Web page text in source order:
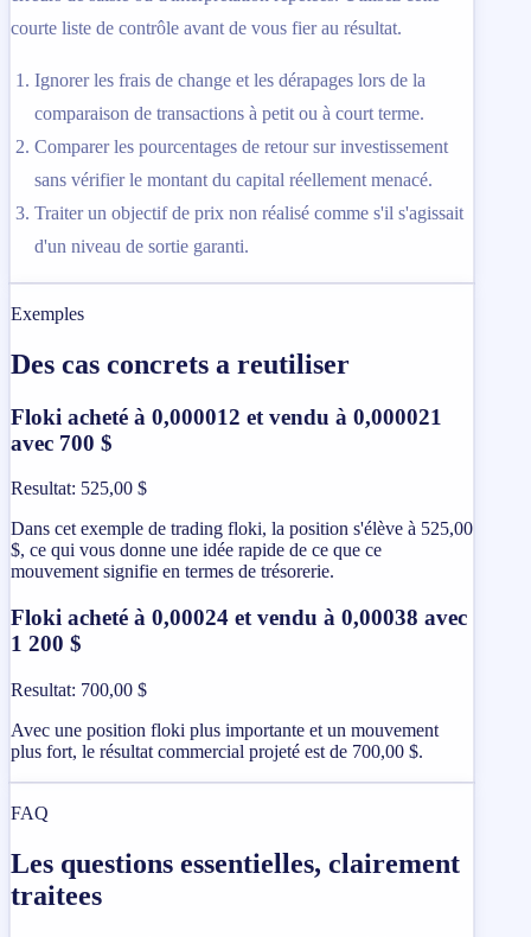
courte liste de contrôle avant de vous fier au résultat.
Ignorer les frais de change et les dérapages lors de la
comparaison de transactions à petit ou à court terme.
Comparer les pourcentages de retour sur investissement
sans vérifier le montant du capital réellement menacé.
Traiter un objectif de prix non réalisé comme s'il s'agissait
d'un niveau de sortie garanti.
Exemples
Des cas concrets a reutiliser
Floki acheté à 0,000012 et vendu à 0,000021
avec 700 $
Resultat: 525,00 $
Dans cet exemple de trading floki, la position s'élève à 525,00
$, ce qui vous donne une idée rapide de ce que ce
mouvement signifie en termes de trésorerie.
Floki acheté à 0,00024 et vendu à 0,00038 avec
1 200 $
Resultat: 700,00 $
Avec une position floki plus importante et un mouvement
plus fort, le résultat commercial projeté est de 700,00 $.
FAQ
Les questions essentielles, clairement
traitees